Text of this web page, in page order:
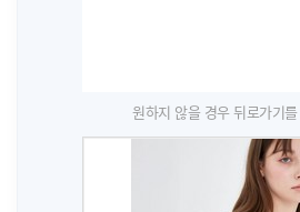
원하지 않을 경우 뒤로가기